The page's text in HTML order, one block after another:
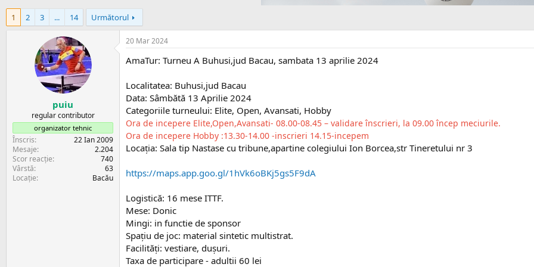
c
1 2 3 ... 14 Următorul
puiu
regular contributor
organizator tehnic
Înscris
22 Ian 2009
Mesaje
2.204
Scor reacție
740
Vârstă
63
Locație
Bacău
20 Mar 2024
​AmaTur: Turneu A Buhusi,jud Bacau, sambata 13 aprilie 2024
Localitatea: Buhusi,jud Bacau
Data: Sâmbătă 13 Aprilie 2024
Categoriile turneului: Elite, Open, Avansati, Hobby
Ora de incepere Elite,Open,Avansati- 08.00-08.45 – validare înscrieri, la 09.00 încep meciurile.
Ora de incepere Hobby :13.30-14.00 -inscrieri 14.15-incepem
Locația: Sala tip Nastase cu tribune,apartine colegiului Ion Borcea,str Tineretului nr 3
https://maps.app.goo.gl/1hVk6oBKj5gs5F9dA
Logistică: 16 mese ITTF.
Mese: Donic
Mingi: in functie de sponsor
Spațiu de joc: material sintetic multistrat.
Facilități: vestiare, dușuri.
Taxa de participare - adultii 60 lei